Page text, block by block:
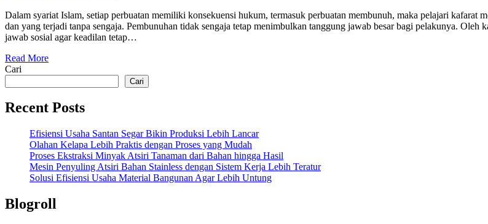
Dalam syariat Islam, setiap perbuatan memiliki konsekuensi hukum, termasuk perbuatan membunuh, maka pelajari kafarat
dan yang terjadi tanpa sengaja. Pembunuhan tidak sengaja tetap menimbulkan tanggung jawab besar bagi pelakunya. Oleh
jawab sosial agar keadilan tetap…
Read More
Cari
Cari
Recent Posts
Efisiensi Usaha Santan Segar Bikin Produksi Lebih Lancar
Olahan Kelapa Lebih Praktis dengan Proses yang Mudah
Proses Ekstraksi Minyak Atsiri Tanaman dari Bahan hingga Hasil
Mesin Penyuling Atsiri Bahan Stainless dengan Sistem Kerja Lebih Teratur
Solusi Efisiensi Usaha Material Bangunan Agar Lebih Untung
Blogroll